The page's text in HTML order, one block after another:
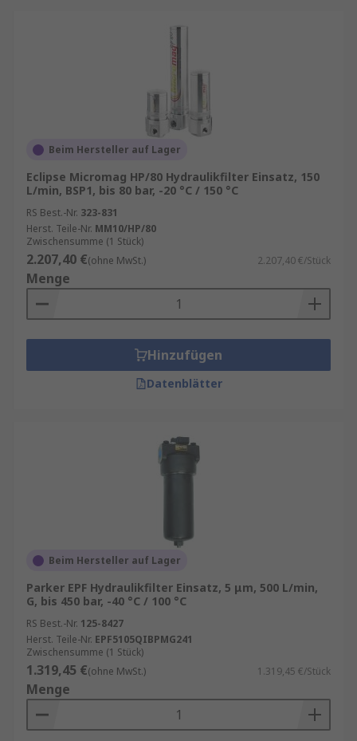
Beim Hersteller auf Lager
Eclipse Micromag HP/80 Hydraulikfilter Einsatz, 150
L/min, BSP1, bis 80 bar, -20 °C / 150 °C
RS Best.-Nr. 323-831
Herst. Teile-Nr. MM10/HP/80
Zwischensumme (1 Stück)
2.207,40 €(ohne MwSt.) 2.207,40 €/Stück
Menge
Hinzufügen
Datenblätter
Beim Hersteller auf Lager
Parker EPF Hydraulikfilter Einsatz, 5 μm, 500 L/min,
G, bis 450 bar, -40 °C / 100 °C
RS Best.-Nr. 125-8427
Herst. Teile-Nr. EPF5105QIBPMG241
Zwischensumme (1 Stück)
1.319,45 €(ohne MwSt.) 1.319,45 €/Stück
Menge